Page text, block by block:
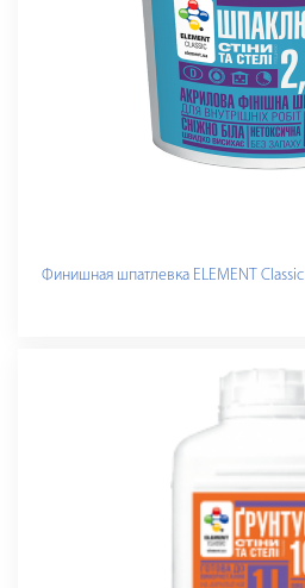
Финишная шпатлевка ELEMENT Classic